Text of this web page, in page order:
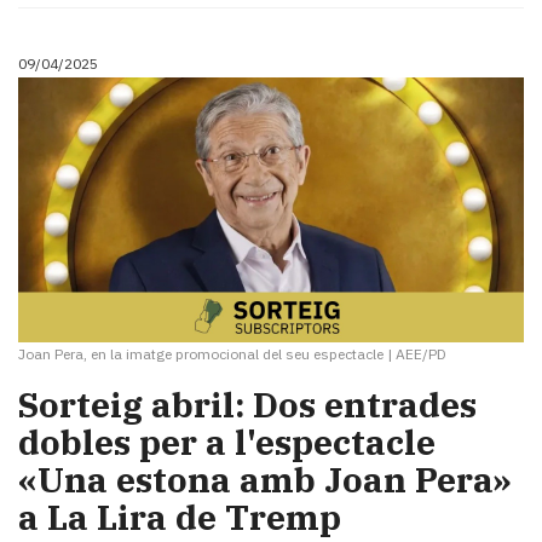
09/04/2025
Joan Pera, en la imatge promocional del seu espectacle | AEE/PD
Sorteig abril: Dos entrades
dobles per a l'espectacle
«Una estona amb Joan Pera»
a La Lira de Tremp